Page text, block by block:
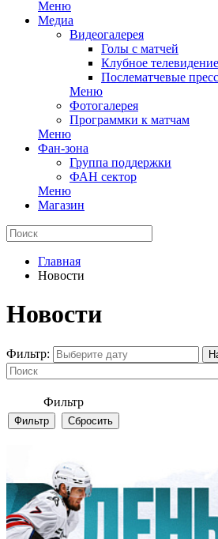
Меню
Медиа
Видеогалерея
Голы с матчей
Клубное телевидение
Послематчевые
Меню
Фотогалерея
Программки к матчам
Меню
Фан-зона
Группа поддержки
ФАН сектор
Меню
Магазин
Главная
Новости
Новости
Фильтр:
Фильтр